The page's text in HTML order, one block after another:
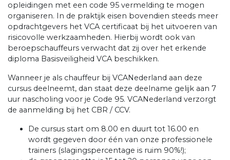
opleidingen met een code 95 vermelding te mogen
organiseren. In de praktijk eisen bovendien steeds meer
opdrachtgevers het VCA certificaat bij het uitvoeren van
risicovolle werkzaamheden. Hierbij wordt ook van
beroepschauffeurs verwacht dat zij over het erkende
diploma Basisveiligheid VCA beschikken.
Wanneer je als chauffeur bij VCANederland aan deze
cursus deelneemt, dan staat deze deelname gelijk aan 7
uur nascholing voor je Code 95. VCANederland verzorgt
de aanmelding bij het CBR / CCV.
De cursus start om 8.00 en duurt tot 16.00 en
wordt gegeven door één van onze professionele
trainers (slagingspercentage is ruim 90%!);